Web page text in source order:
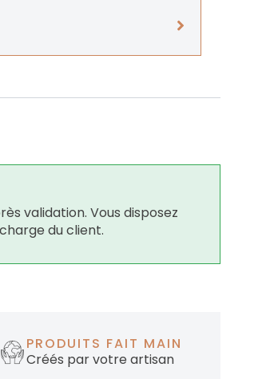
validation. Vous disposez
du client.
PRODUITS FAIT MAIN
Créés par votre artisan